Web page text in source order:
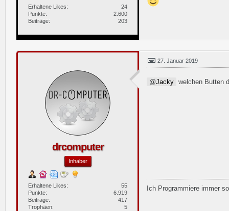
Erhaltene Likes
24
Punkte
2.600
Beiträge
203
drcomputer
Inhaber
Erhaltene Likes
55
Punkte
6.919
Beiträge
417
Trophäen
5
27. Januar 2019
Jacky welchen Butten
Ich Programmiere immer